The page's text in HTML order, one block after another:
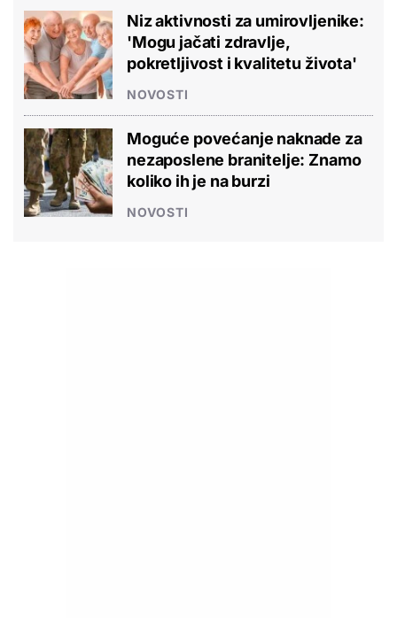
Niz aktivnosti za umirovljenike:
'Mogu jačati zdravlje,
pokretljivost i kvalitetu života'
NOVOSTI
Moguće povećanje naknade za
nezaposlene branitelje: Znamo
koliko ih je na burzi
NOVOSTI